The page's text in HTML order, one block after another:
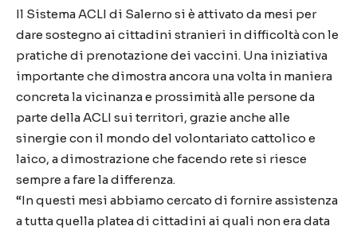
Il Sistema ACLI di Salerno si è attivato da mesi per
dare sostegno ai cittadini stranieri in difficoltà con le
pratiche di prenotazione dei vaccini. Una iniziativa
importante che dimostra ancora una volta in maniera
concreta la vicinanza e prossimità alle persone da
parte della ACLI sui territori, grazie anche alle
sinergie con il mondo del volontariato cattolico e
laico, a dimostrazione che facendo rete si riesce
sempre a fare la differenza.
“In questi mesi abbiamo cercato di fornire assistenza
a tutta quella platea di cittadini ai quali non era data